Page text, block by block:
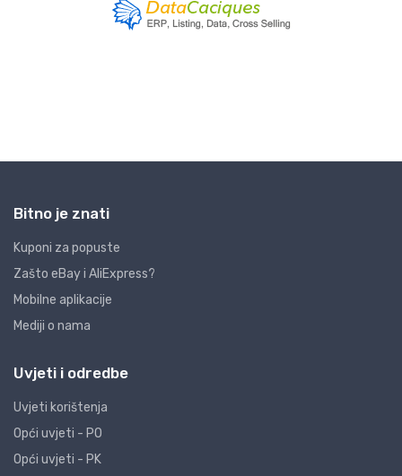
Bitno je znati
Kuponi za popuste
Zašto eBay i AliExpress?
Mobilne aplikacije
Mediji o nama
Uvjeti i odredbe
Uvjeti korištenja
Opći uvjeti - PO
Opći uvjeti - PK